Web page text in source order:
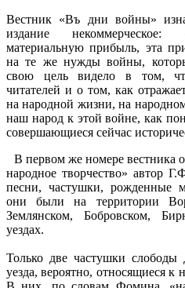
Вестник «Въ дни войны»
издание
материальную прибыль, эта
на те же нужды войны,
свою цель видело в том,
читателей и о том, как
на народной жизни, на
наш народ к этой войне, как
совершающиеся сейчас
В первом же номере вестника
народное творчество» автор
песни, частушки, рожденные
они были на территории
Землянском, Бобровском,
уездах.
Только две частушки слободы
уезда, вероятно, относящиеся